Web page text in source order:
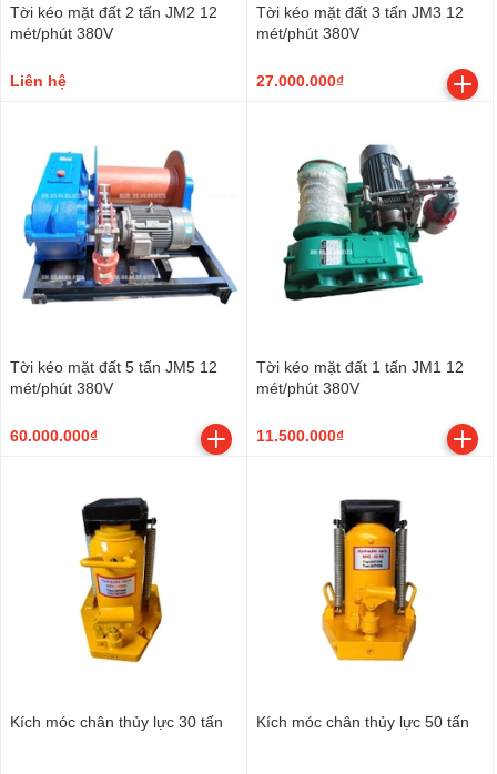
Tời kéo mặt đất 2 tấn JM2 12
mét/phút 380V
Liên hệ
Tời kéo mặt đất 3 tấn JM3 12
mét/phút 380V
27.000.000₫
Tời kéo mặt đất 5 tấn JM5 12
mét/phút 380V
60.000.000₫
Tời kéo mặt đất 1 tấn JM1 12
mét/phút 380V
11.500.000₫
Kích móc chân thủy lực 30 tấn Kích móc chân thủy lực 50 tấn